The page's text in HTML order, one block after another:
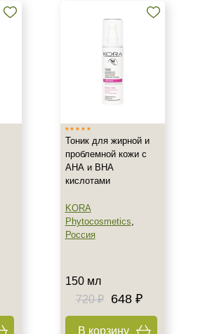
Тоник для жирной и
проблемной кожи с
АНА и ВНА
кислотами
KORA
Phytocosmetics,
Россия
150 мл
720 ₽
648 ₽
В корзину